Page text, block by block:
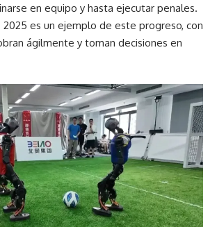
en equipo y hasta ejecutar penales.
2025 es un ejemplo de este progreso, con
ágilmente y toman decisiones en